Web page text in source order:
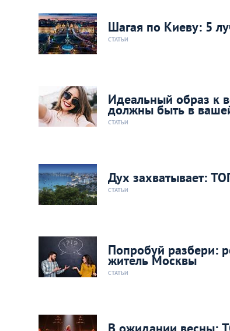
Шагая по Киеву: 5
СТАТЬИ
Идеальный образ к
должны быть в
СТАТЬИ
Дух захватывает:
СТАТЬИ
Попробуй разбери:
житель Москвы
СТАТЬИ